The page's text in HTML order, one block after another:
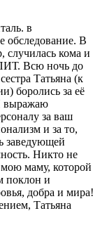
в
обследование. В
случилась кома и
Всю ночь до
Татьяна (к
боролись за её
выражаю
за ваш
и за то,
заведующей
Никто не
мою маму, которой
поклон и
добра и мира!
Татьяна